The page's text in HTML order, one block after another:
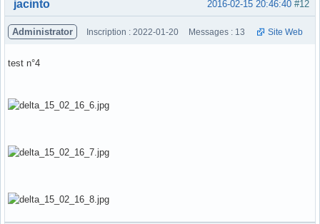
Hors ligne #12
2016-02-15 20:46:40
jacinto
Administrator Inscription : 2022-01-20 Messages : 13 Site Web
test n°4